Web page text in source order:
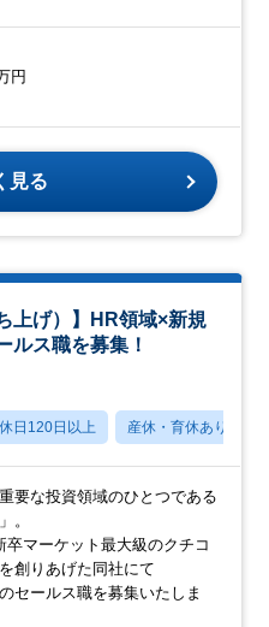
円
見る
上げ）】HR領域×新規
ルス職を募集！
休日120日以上 産休・育休あり
要な投資領域のひとつである
。
卒マーケット最大級のクチコ
創りあげた同社にて
セールス職を募集いたしま